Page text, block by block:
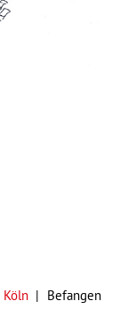
Köln
Befangen